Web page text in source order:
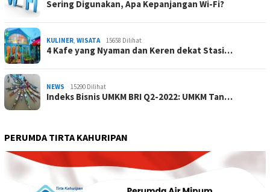
Sering Digunakan, Apa Kepanjangan Wi-Fi?
KULINER, WISATA 15658 Dilihat
4 Kafe yang Nyaman dan Keren dekat Stasi…
NEWS 15290 Dilihat
Indeks Bisnis UMKM BRI Q2-2022: UMKM Tan…
PERUMDA TIRTA KAHURIPAN